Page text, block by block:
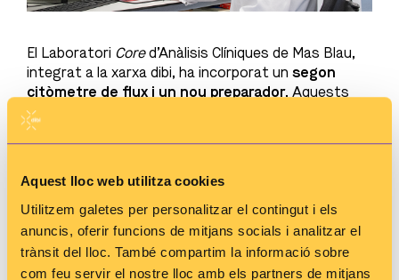
Aquest lloc web utilitza cookies
Utilitzem galetes per personalitzar el contingut i els
anuncis, oferir funcions de mitjans socials i analitzar el
trànsit del lloc. També compartim la informació sobre
com feu servir el nostre lloc amb els partners de mitjans
El Laboratori Cored’Anàlisis Clíniques de Mas Blau,
integrat a la xarxa dibi, ha incorporat un segon
citòmetre de fluxi un nou preparador. Aquests
dos equips estan connectats entre ells, física i
virtualment, i alhora amb la base de dades del
laboratori, el Laboratory Information System (LIS).
citometria és molt més automatitzat.
El nou citòmetre éscapaç de determinar mostres
més complexes
gràcies als 12 colors que pot
analitzar. A més, triplica la velocitat d’adquisició de